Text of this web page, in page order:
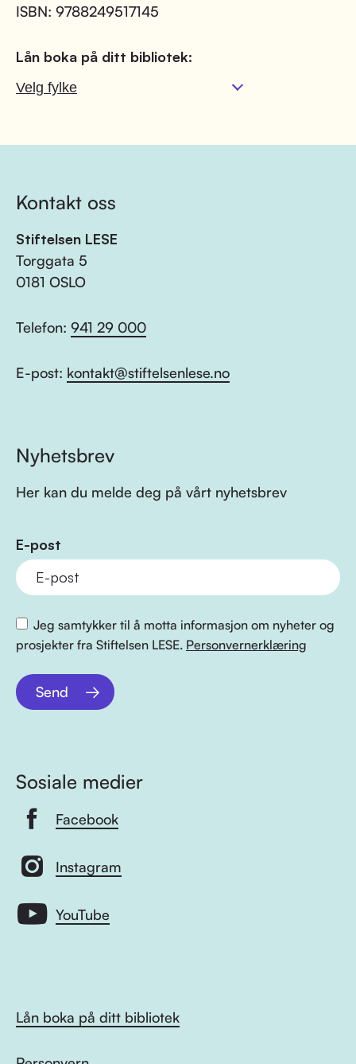
ISBN: 9788249517145
Lån boka på ditt bibliotek:
Kontakt oss
Stiftelsen LESE
Torggata 5
0181 OSLO
Telefon: 941 29 000
E-post: kontakt@stiftelsenlese.no
Nyhetsbrev
Her kan du melde deg på vårt nyhetsbrev
E-post
Jeg samtykker til å motta informasjon om nyheter og
prosjekter fra Stiftelsen LESE. Personvernerklæring
Send
Sosiale medier
Facebook
Instagram
YouTube
Lån boka på ditt bibliotek